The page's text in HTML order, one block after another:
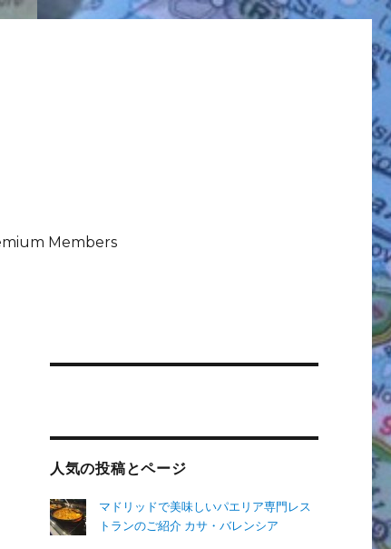
Members
人気の投稿とページ
マドリッドで美味しいパエリア専門レス
トランのご紹介 カサ・バレンシア